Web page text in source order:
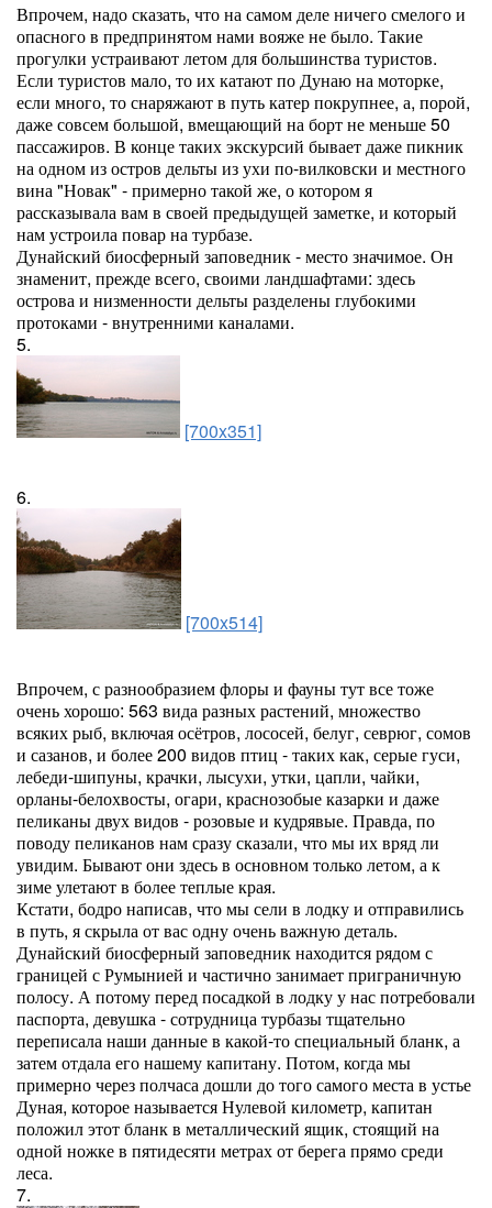
Впрочем, надо сказать, что на самом деле ничего смелого и
опасного в предпринятом нами вояже не было. Такие
прогулки устраивают летом для большинства туристов.
Если туристов мало, то их катают по Дунаю на моторке,
если много, то снаряжают в путь катер покрупнее, а, порой,
даже совсем большой, вмещающий на борт не меньше 50
пассажиров. В конце таких экскурсий бывает даже пикник
на одном из остров дельты из ухи по-вилковски и местного
вина "Новак" - примерно такой же, о котором я
рассказывала вам в своей предыдущей заметке, и который
нам устроила повар на турбазе.
Дунайский биосферный заповедник - место значимое. Он
знаменит, прежде всего, своими ландшафтами: здесь
острова и низменности дельты разделены глубокими
протоками - внутренними каналами.
5.
[700x351]
6.
[700x514]
Впрочем, с разнообразием флоры и фауны тут все тоже
очень хорошо: 563 вида разных растений, множество
всяких рыб, включая осётров, лососей, белуг, севрюг, сомов
и сазанов, и более 200 видов птиц - таких как, серые гуси,
лебеди-шипуны, крачки, лысухи, утки, цапли, чайки,
орланы-белохвосты, огари, краснозобые казарки и даже
пеликаны двух видов - розовые и кудрявые. Правда, по
поводу пеликанов нам сразу сказали, что мы их вряд ли
увидим. Бывают они здесь в основном только летом, а к
зиме улетают в более теплые края.
Кстати, бодро написав, что мы сели в лодку и отправились
в путь, я скрыла от вас одну очень важную деталь.
Дунайский биосферный заповедник находится рядом с
границей с Румынией и частично занимает приграничную
полосу. А потому перед посадкой в лодку у нас потребовали
паспорта, девушка - сотрудница турбазы тщательно
переписала наши данные в какой-то специальный бланк, а
затем отдала его нашему капитану. Потом, когда мы
примерно через полчаса дошли до того самого места в устье
Дуная, которое называется Нулевой километр, капитан
положил этот бланк в металлический ящик, стоящий на
одной ножке в пятидесяти метрах от берега прямо среди
леса.
7.